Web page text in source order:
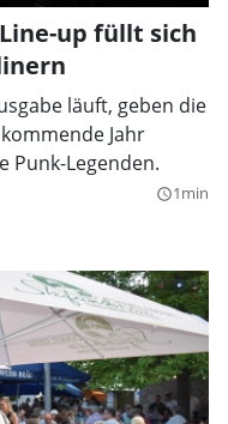
up füllt sich
läuft, geben die
Jahr
Punk-Legenden.
query_builder1min